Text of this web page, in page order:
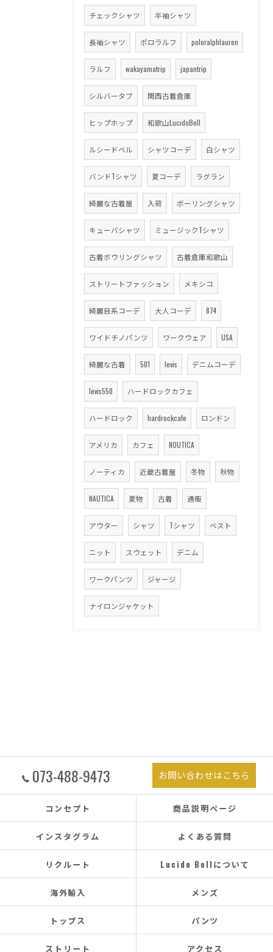
チェックシャツ 半袖シャツ
長袖シャツ ポロラルフ poloralphlauren
ラルフ wakayamatrip japantrip
シルバータブ 関西古着倉庫
ヒップホップ 和歌山LucidoBell
ルシードベル シャツコーデ 白シャツ
バンドTシャツ 夏コーデ ラグラン
綺麗な古着屋 入荷 ボーリングシャツ
キューバシャツ ミュージックTシャツ
古着ボウリングシャツ 古着倉庫和歌山
ストリートファッション メキシコ
綺麗目系コーデ 大人コーデ 874
ワイドチノパンツ ワークウェア USA
綺麗な古着 501 levis デニムコーデ
levis550 ハードロックカフェ
ハードロック hardrockcafe ロンドン
アメリカ カフェ NOUTICA
ノーティカ 近畿古着屋 冬物 秋物
NAUTICA 夏物 古着 通販
アウター シャツ Tシャツ ベスト
ニット スウェット デニム
ワークパンツ ジャージ
ナイロンジャケット
073-488-9473 お問い合わせはこちら
コンセプト 商品説明ページ
インスタグラム よくある質問
リクルート Lucido Bellについて
海外輸入 メンズ
トップス パンツ
ストリート アクセス